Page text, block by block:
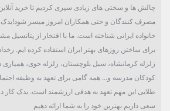
چالش ها و سختی های زیادی سپری کردیم تا خرید
مصرف کنندگان و حتی همکاران امروز میسر شود!یدک
خانواده ایرانی شناخته است. ما با افتخار از پتانسیل
برای ساختن روزهای بهتر ایران استفاده کرده ایم.
زلزله کرمانشاه، سیل بلوچستان، زلزله خوی، همیاری
کودکان مدرسه و... همه گامی برای تعهد به وظیفه
طلایی این مهم تعهد به هدفی ارزشمند است. یدک کار
سعی داریم بهترین خود را به شما ارائه دهیم